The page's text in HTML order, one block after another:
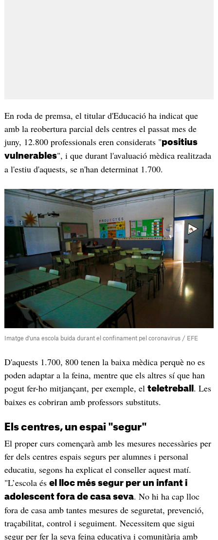
En roda de premsa, el titular d'Educació ha indicat que
amb la reobertura parcial dels centres el passat mes de
juny, 12.800 professionals eren considerats "positius
vulnerables", i que durant l'avaluació mèdica realitzada
a l'estiu d'aquests, se n'han determinat 1.700.
Imatge d'una escola buida durant el confinament pel coronavirus / EFE
D'aquests 1.700, 800 tenen la baixa mèdica perquè no es
poden adaptar a la feina, mentre que els altres sí que han
pogut fer-ho mitjançant, per exemple, el teletreball . Les
baixes es cobriran amb professors substituts.
Els centres, un espai "segur"
El proper curs començarà amb les mesures necessàries per
fer dels centres espais segurs per alumnes i personal
educatiu, segons ha explicat el conseller aquest matí.
"L’escola és el lloc més segur per un infant i
adolescent fora de casa seva. No hi ha cap lloc
fora de casa amb tantes mesures de seguretat, prevenció,
traçabilitat, control i seguiment. Necessitem que sigui
segur per fer la seva feina educativa i comunitària amb